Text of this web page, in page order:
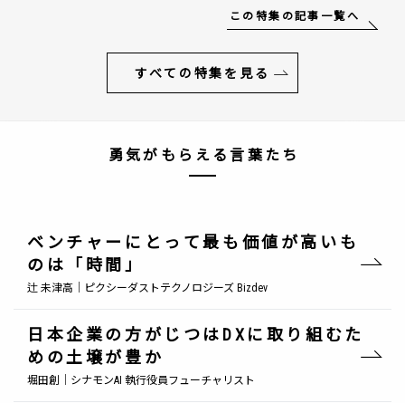
この特集の記事一覧へ
すべての特集を見る
勇気がもらえる言葉たち
ベンチャーにとって最も価値が高いも
のは「時間」
辻 未津高｜ピクシーダストテクノロジーズ Bizdev
日本企業の方がじつはDXに取り組むた
めの土壌が豊か
堀田創｜シナモンAI 執行役員フューチャリスト